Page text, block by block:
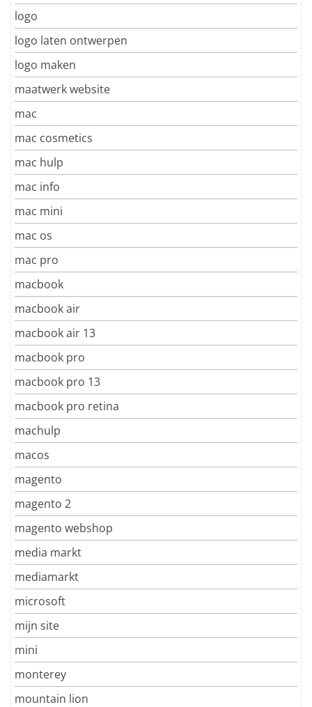
logo
logo laten ontwerpen
logo maken
maatwerk website
mac
mac cosmetics
mac hulp
mac info
mac mini
mac os
mac pro
macbook
macbook air
macbook air 13
macbook pro
macbook pro 13
macbook pro retina
machulp
macos
magento
magento 2
magento webshop
media markt
mediamarkt
microsoft
mijn site
mini
monterey
mountain lion